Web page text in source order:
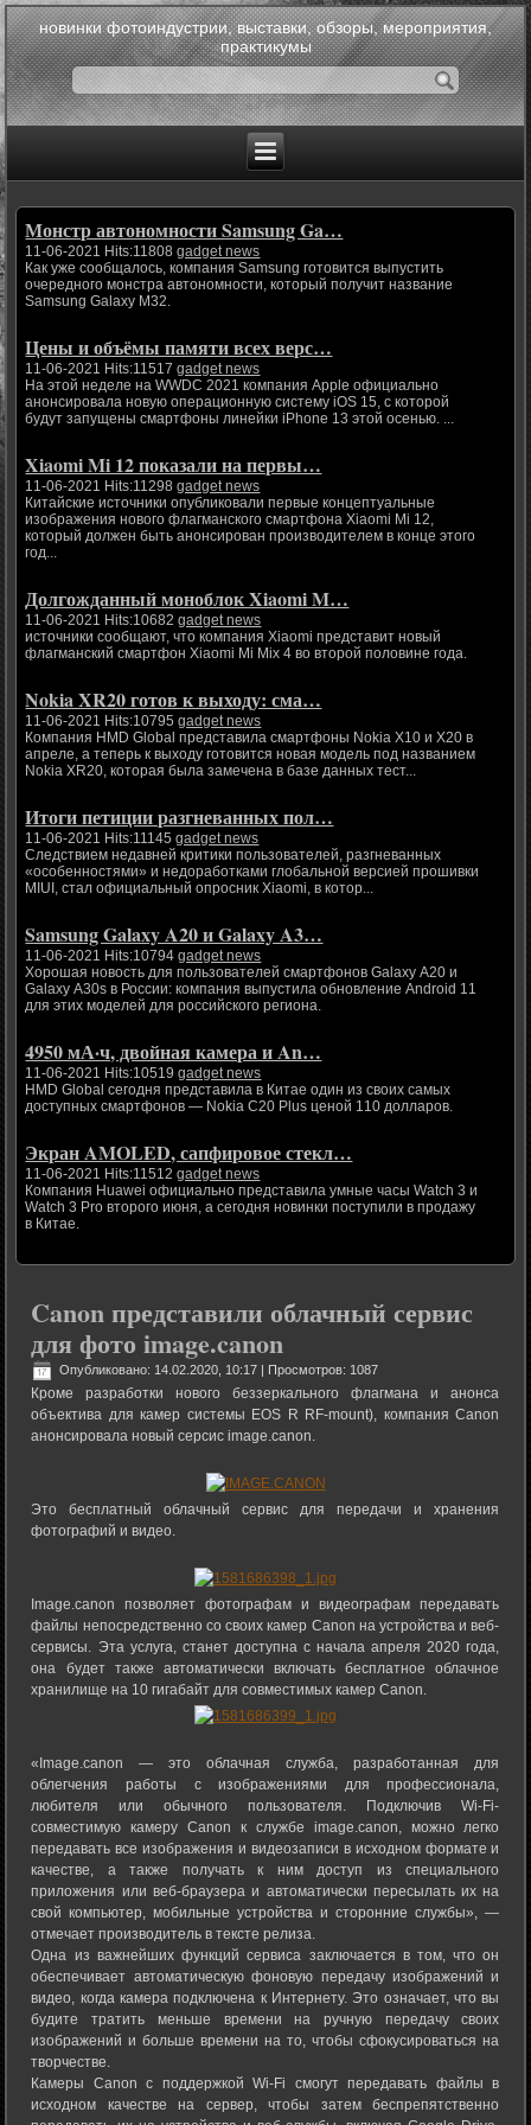
новинки фотоиндустрии, выставки, обзоры, мероприятия,
практикумы
Монстр автономности Samsung Ga…
11-06-2021 Hits:11808gadget news
Как уже сообщалось, компания Samsung готовится выпустить
очередного монстра автономности, который получит название
Samsung Galaxy M32.
Цены и объёмы памяти всех верс…
11-06-2021 Hits:11517gadget news
На этой неделе на WWDC 2021 компания Apple официально
анонсировала новую операционную систему iOS 15, с которой
будут запущены смартфоны линейки iPhone 13 этой осенью. ...
Xiaomi Mi 12 показали на первы…
11-06-2021 Hits:11298gadget news
Китайские источники опубликовали первые концептуальные
изображения нового флагманского смартфона Xiaomi Mi 12,
который должен быть анонсирован производителем в конце этого
год...
Долгожданный моноблок Xiaomi M…
11-06-2021 Hits:10682gadget news
источники сообщают, что компания Xiaomi представит новый
флагманский смартфон Xiaomi Mi Mix 4 во второй половине года.
Nokia XR20 готов к выходу: сма…
11-06-2021 Hits:10795gadget news
Компания HMD Global представила смартфоны Nokia X10 и X20 в
апреле, а теперь к выходу готовится новая модель под названием
Nokia XR20, которая была замечена в базе данных тест...
Итоги петиции разгневанных пол…
11-06-2021 Hits:11145gadget news
Следствием недавней критики пользователей, разгневанных
«особенностями» и недоработками глобальной версией прошивки
MIUI, стал официальный опросник Xiaomi, в котор...
Samsung Galaxy A20 и Galaxy A3…
11-06-2021 Hits:10794gadget news
Хорошая новость для пользователей смартфонов Galaxy A20 и
Galaxy A30s в России: компания выпустила обновление Android 11
для этих моделей для российского региона.
4950 мА·ч, двойная камера и An…
11-06-2021 Hits:10519gadget news
HMD Global сегодня представила в Китае один из своих самых
доступных смартфонов — Nokia C20 Plus ценой 110 долларов.
Экран AMOLED, сапфировое стекл…
11-06-2021 Hits:11512gadget news
Компания Huawei официально представила умные часы Watch 3 и
Watch 3 Pro второго июня, а сегодня новинки поступили в продажу
в Китае.
Canon представили облачный сервис
для фото image.canon
Опубликовано: 14.02.2020, 10:17 | Просмотров: 1087
Кроме разработки нового беззеркального флагмана и анонса
объектива для камер системы EOS R RF-mount), компания Canon
анонсировала новый серсиc image.canon.
Это бесплатный облачный сервис для передачи и хранения
фотографий и видео.
Image.canon позволяет фотографам и видеографам передавать
файлы непосредственно со своих камер Canon на устройства и веб-
сервисы. Эта услуга, станет доступна с начала апреля 2020 года,
она будет также автоматически включать бесплатное облачное
хранилище на 10 гигабайт для совместимых камер Canon.
«Image.canon — это облачная служба, разработанная для
облегчения работы с изображениями для профессионала,
любителя или обычного пользователя. Подключив Wi-Fi-
совместимую камеру Canon к службе image.canon, можно легко
передавать все изображения и видеозаписи в исходном формате и
качестве, а также получать к ним доступ из специального
приложения или веб-браузера и автоматически пересылать их на
свой компьютер, мобильные устройства и сторонние службы», —
отмечает производитель в тексте релиза.
Одна из важнейших функций сервиса заключается в том, что он
обеспечивает автоматическую фоновую передачу изображений и
видео, когда камера подключена к Интернету. Это означает, что вы
будите тратить меньше времени на ручную передачу своих
изображений и больше времени на то, чтобы сфокусироваться на
творчестве.
Камеры Canon с поддержкой Wi-Fi смогут передавать файлы в
исходном качестве на сервер, чтобы затем беспрепятственно